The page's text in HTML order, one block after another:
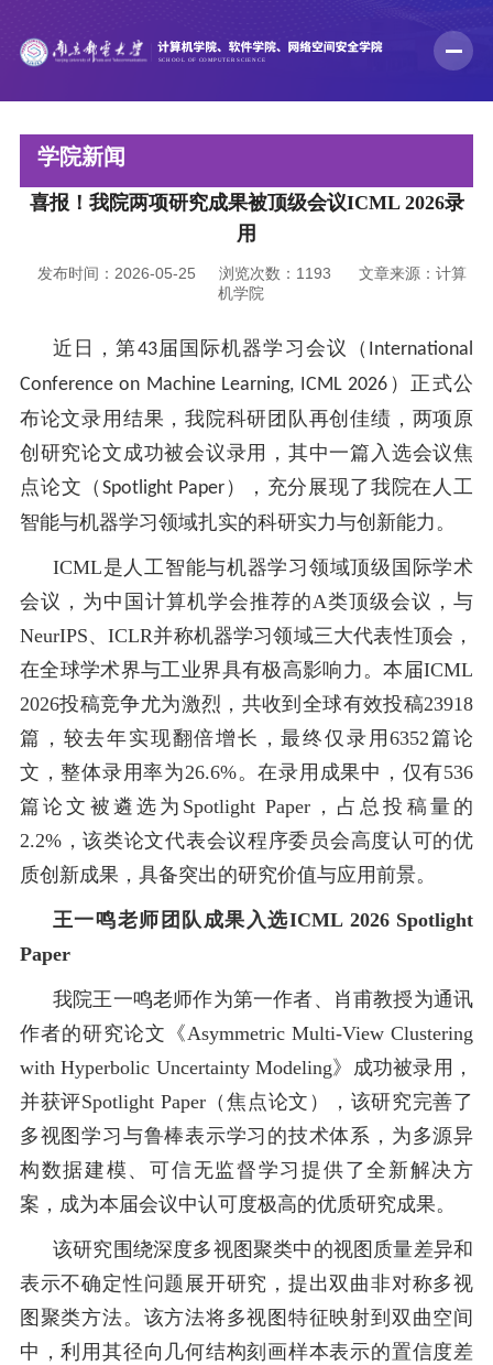
学院新闻
喜报！我院两项研究成果被顶级会议ICML 2026录
用
发布时间：2026-05-25 浏览次数： 1193
文章来源：计算
机学院
近日，第43届国际机器学习会议（ International
Conference on Machine Learning, ICML 2026 ）正式公
布论文录用结果，我院科研团队再创佳绩，两项原
创研究论文成功被会议录用，其中一篇入选会议焦
点论文（Spotlight Paper ），充分展现了我院在人工
智能与机器学习领域扎实的科研实力与创新能力。
ICML是人工智能与机器学习领域顶级国际学术
会议，为中国计算机学会推荐的A类顶级会议，与
NeurIPS、ICLR并称机器学习领域三大代表性顶会，
在全球学术界与工业界具有极高影响力。本届ICML
2026投稿竞争尤为激烈，共收到全球有效投稿23918
篇，较去年实现翻倍增长，最终仅录用6352篇论
文，整体录用率为26.6%。在录用成果中，仅有536
篇论文被遴选为Spotlight Paper，占总投稿量的
2.2%，该类论文代表会议程序委员会高度认可的优
质创新成果，具备突出的研究价值与应用前景。
王一鸣老师团队成果入选ICML 2026 Spotlight
Paper
我院王一鸣老师作为第一作者、肖甫教授为通讯
作者的研究论文《Asymmetric Multi-View Clustering
with Hyperbolic Uncertainty Modeling》成功被录用，
并获评Spotlight Paper（焦点论文），该研究完善了
多视图学习与鲁棒表示学习的技术体系，为多源异
构数据建模、可信无监督学习提供了全新解决方
案，成为本届会议中认可度极高的优质研究成果。
该研究围绕深度多视图聚类中的视图质量差异和
表示不确定性问题展开研究，提出双曲非对称多视
图聚类方法。该方法将多视图特征映射到双曲空间
中，利用其径向几何结构刻画样本表示的置信度差